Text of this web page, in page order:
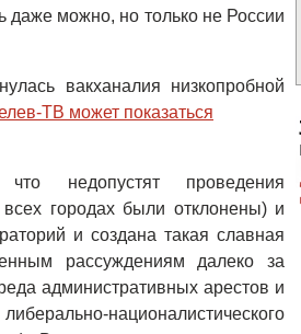
даже можно, но только не России
вакханалия низкопробной
ТВ может показаться
недопустят проведения
городах были отклонены) и
и создана такая славная
рассуждениям далеко за
административных арестов и
националистического